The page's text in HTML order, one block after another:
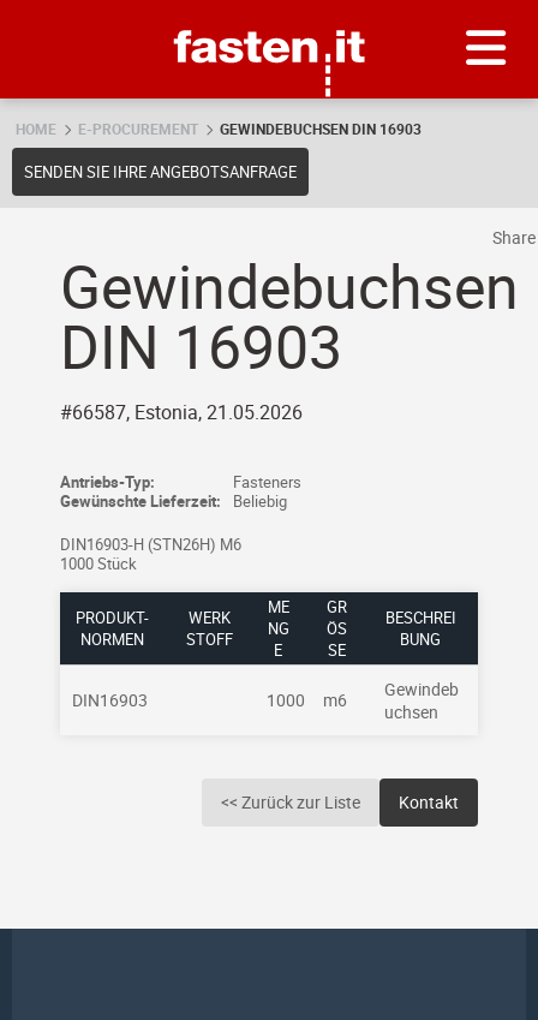
HOME E-PROCUREMENT GEWINDEBUCHSEN DIN 16903
SENDEN SIE IHRE ANGEBOTSANFRAGE
Gewindebuchsen
DIN 16903
#66587, Estonia, 21.05.2026
Antriebs-Typ:
Fasteners
Gewünschte Lieferzeit:
Beliebig
DIN16903-H (STN26H) M6
1000 Stück
PRODUKT-
NORMEN
WERK
STOFF
ME
NG
E
GR
ÖSS
E
BESCHREI
BUNG
DIN16903 1000 m6
Gewindeb
uchsen
<< Zurück zur Liste Kontakt
Share